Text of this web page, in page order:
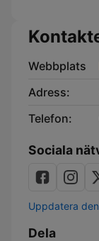
Webbplats
Adress:
Telefon:
Sociala
Uppdatera
Dela